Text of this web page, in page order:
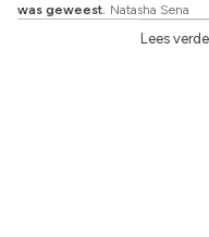
was geweest. Natasha Sena
Lees